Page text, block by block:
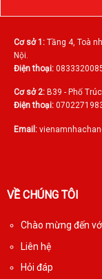
Cơ sở 1: Tầng 4, Toà
Nội.
Điện thoại:
Cơ sở 2: B39 - Phố
Điện thoại:
Email:
VỀ CHÚNG TÔI
Chào mừng đến
Liên hệ
Hỏi đáp